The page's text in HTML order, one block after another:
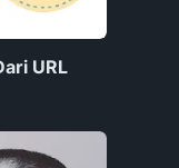
URL